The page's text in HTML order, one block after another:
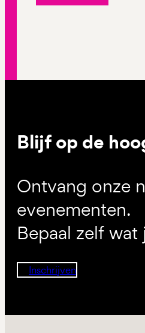
Blijf op de
Ontvang onze
evenementen.
Bepaal zelf
Inschrijven